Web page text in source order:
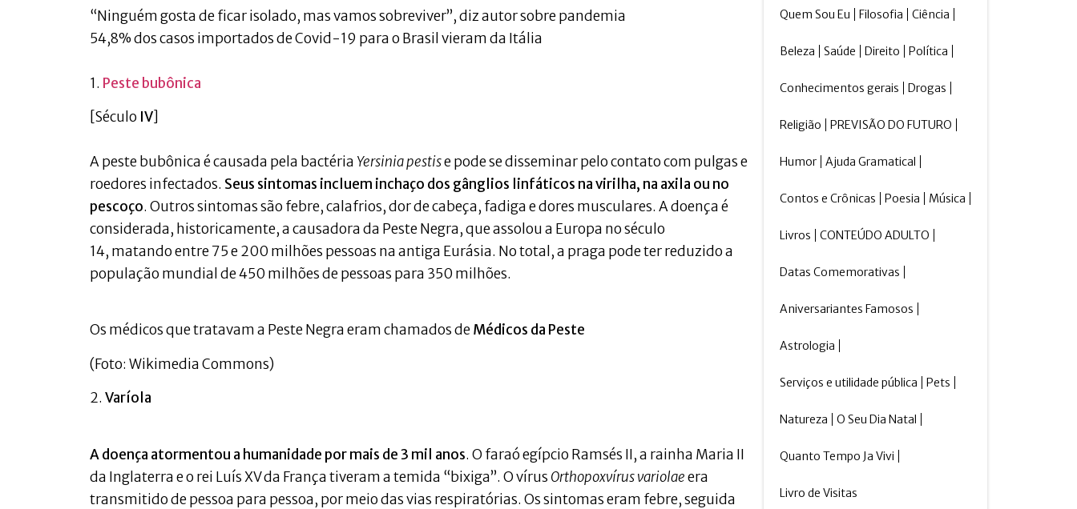
“Ninguém gosta de ficar isolado, mas vamos sobreviver”, diz autor sobre pandemia
54,8% dos casos importados de Covid-19 para o Brasil vieram da Itália
1. Peste bubônica
[Século IV]
A peste bubônica é causada pela bactéria Yersinia pestise pode se disseminar pelo contato com pulgas e
roedores infectados. Seus sintomas incluem inchaço dos gânglios linfáticos na virilha, na axila ou no
pescoço. Outros sintomas são febre, calafrios, dor de cabeça, fadiga e dores musculares. A doença é
considerada, historicamente, a causadora da Peste Negra, que assolou a Europa no século
14, matando entre 75 e 200 milhões pessoas na antiga Eurásia. No total, a praga pode ter reduzido a
população mundial de 450 milhões de pessoas para 350 milhões.
Os médicos que tratavam a Peste Negra eram chamados deMédicos da Peste
(Foto: Wikimedia Commons)
2. Varíola
A doença atormentou a humanidade por mais de 3 mil anos. O faraó egípcio Ramsés II, a rainha Maria II
da Inglaterra e o rei Luís XV da França tiveram a temida “bixiga”. O vírus Orthopoxvírus variolaeera
transmitido de pessoa para pessoa, por meio das vias respiratórias. Os sintomas eram febre, seguida
Quem Sou Eu Filosofia Ciência
Beleza Saúde Direito Política
Conhecimentos gerais Drogas
Religião PREVISÃO DO FUTURO
Humor Ajuda Gramatical
Contos e Crônicas Poesia Música
Livros CONTEÚDO ADULTO
Datas Comemorativas
Aniversariantes Famosos
Astrologia
Serviços e utilidade pública Pets
Natureza O Seu Dia Natal
Quanto Tempo Ja Vivi
Livro de Visitas